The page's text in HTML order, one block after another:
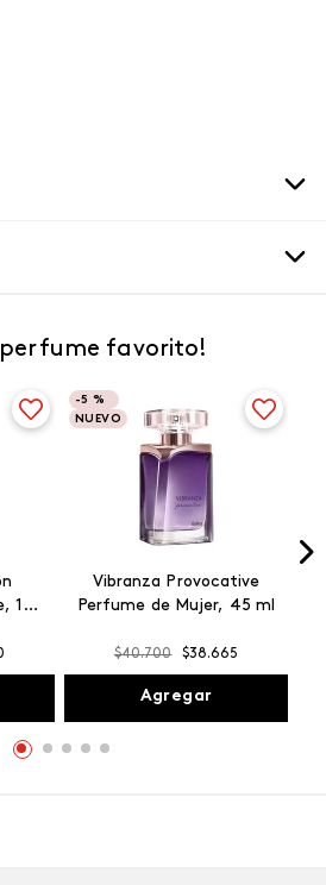
favorito!
100
-5 %
NUEVO
Vibranza Provocative
Perfume de Mujer, 45 ml
$40.700 $38.665
Agregar